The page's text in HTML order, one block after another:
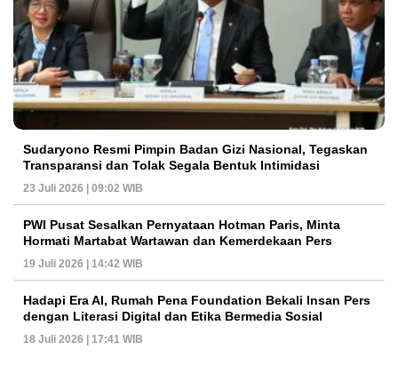
Sudaryono Resmi Pimpin Badan Gizi Nasional, Tegaskan
Transparansi dan Tolak Segala Bentuk Intimidasi
23 Juli 2026 | 09:02 WIB
PWI Pusat Sesalkan Pernyataan Hotman Paris, Minta
Hormati Martabat Wartawan dan Kemerdekaan Pers
19 Juli 2026 | 14:42 WIB
Hadapi Era AI, Rumah Pena Foundation Bekali Insan Pers
dengan Literasi Digital dan Etika Bermedia Sosial
18 Juli 2026 | 17:41 WIB